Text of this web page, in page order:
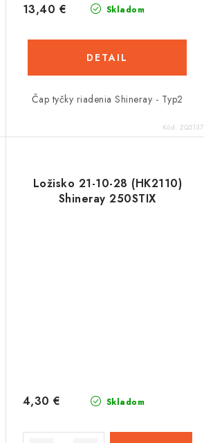
Skladom
13,40 €
DETAIL
Čap tyčky riadenia Shineray - Typ2
Kód: ZQ5137
Ložisko 21-10-28 (HK2110)
Shineray 250STIX
Skladom
4,30 €